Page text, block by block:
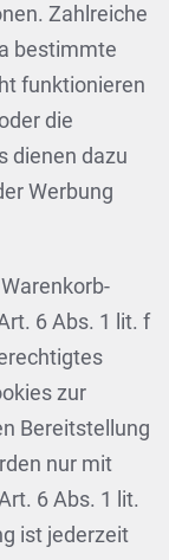
Zahlreiche
bestimmte
funktionieren
die
dienen dazu
Werbung
6 Abs. 1 lit. f
zur
Bereitstellung
nur mit
6 Abs. 1 lit.
ist jederzeit